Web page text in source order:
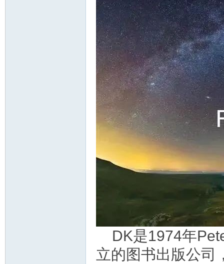
DK是1974年
立的图书出版公司